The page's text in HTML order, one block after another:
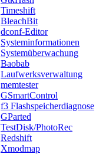
Timeshift
BleachBit
dconf-Editor
Systeminformationen
Systemüberwachung
Baobab
Laufwerksverwaltung
memtester
GSmartControl
f3 Flashspeicherdiagnose
GParted
TestDisk/PhotoRec
Redshift
Xmodmap